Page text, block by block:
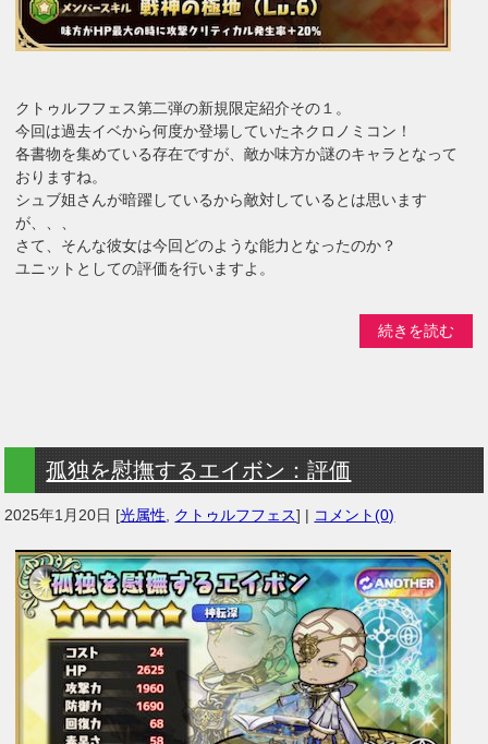
クトゥルフフェス第二弾の新規限定紹介その１。
今回は過去イベから何度か登場していたネクロノミコン！
各書物を集めている存在ですが、敵か味方か謎のキャラとなって
おりますね。
シュブ姐さんが暗躍しているから敵対しているとは思います
が、、、
さて、そんな彼女は今回どのような能力となったのか？
ユニットとしての評価を行いますよ。
続きを読む
孤独を慰撫するエイボン：評価
2025年1月20日 [光属性 クトゥルフフェス] | コメント(0)